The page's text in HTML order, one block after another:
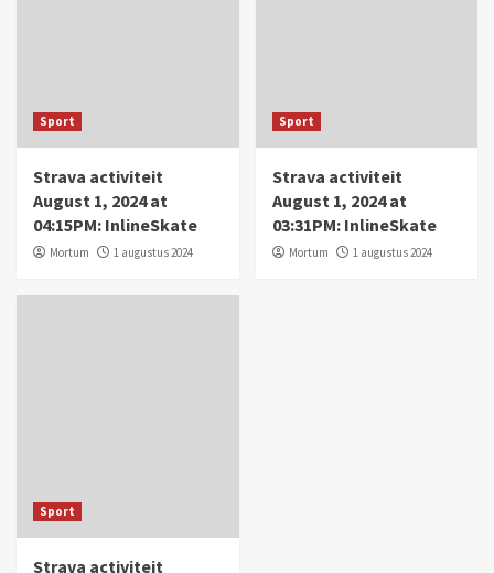
Sport
Strava activiteit
August 1, 2024 at
04:15PM: InlineSkate
Mortum 1 augustus 2024
Sport
Strava activiteit
August 1, 2024 at
03:31PM: InlineSkate
Mortum 1 augustus 2024
Sport
Strava activiteit